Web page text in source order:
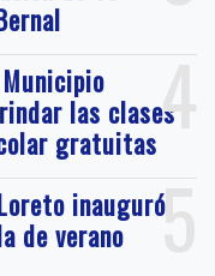
4
Municipio
las clases
gratuitas
5
inauguró
de verano